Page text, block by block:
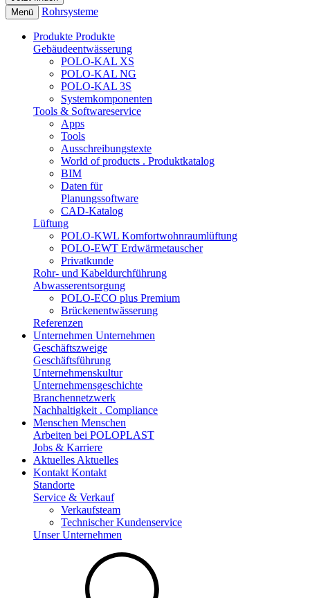
Menü Rohrsysteme
Produkte Produkte
Gebäudeentwässerung
POLO-KAL XS
POLO-KAL NG
POLO-KAL 3S
Systemkomponenten
Tools & Softwareservice
Apps
Tools
Ausschreibungstexte
World of products . Produktkatalog
BIM
Daten für
Planungssoftware
CAD-Katalog
Lüftung
POLO-KWL Komfortwohnraumlüftung
POLO-EWT Erdwärmetauscher
Privatkunde
Rohr- und Kabeldurchführung
Abwasserentsorgung
POLO-ECO plus Premium
Brückenentwässerung
Referenzen
Unternehmen Unternehmen
Geschäftszweige
Geschäftsführung
Unternehmenskultur
Unternehmensgeschichte
Branchennetzwerk
Nachhaltigkeit . Compliance
Menschen Menschen
Arbeiten bei POLOPLAST
Jobs & Karriere
Aktuelles Aktuelles
Kontakt Kontakt
Standorte
Service & Verkauf
Verkaufsteam
Technischer Kundenservice
Unser Unternehmen